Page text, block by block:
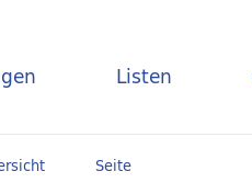
Listen
Seite